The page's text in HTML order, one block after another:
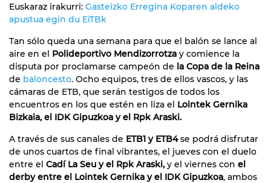
Euskaraz irakurri: Gasteizko Erregina Koparen aldeko
apustua egin du EiTBk
Tan sólo queda una semana para que el balón se lance al
aire en el Polideportivo Mendizorrotza y comience la
disputa por proclamarse campeón de la Copa de la Reina
de baloncesto. Ocho equipos, tres de ellos vascos, y las
cámaras de ETB, que serán testigos de todos los
encuentros en los que estén en liza el Lointek Gernika
Bizkaia, el IDK Gipuzkoa y el Rpk Araski.
A través de sus canales de ETB1 y ETB4se podrá disfrutar
de unos cuartos de final vibrantes, el jueves con el duelo
entre el Cadí La Seu y el Rpk Araski, y el viernes con el
derby entre el Lointek Gernika y el IDK Gipuzkoa, ambos